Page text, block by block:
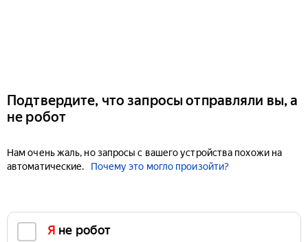
Подтвердите, что запросы отправляли вы, а
не робот
Нам очень жаль, но запросы с вашего устройства похожи на
автоматические.
Почему это могло произойти?
Я не робот